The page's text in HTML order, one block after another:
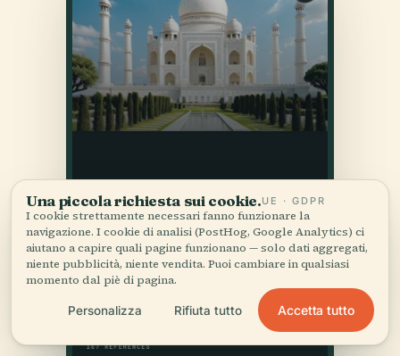
Una piccola richiesta sui cookie.UE · GDPR
I cookie strettamente necessari fanno funzionare la
navigazione. I cookie di analisi (PostHog, Google Analytics) ci
aiutano a capire quali pagine funzionano — solo dati aggregati,
niente pubblicità, niente vendita. Puoi cambiare in qualsiasi
momento dal piè di pagina.
Personalizza Rifiuta tutto Accetta tutto